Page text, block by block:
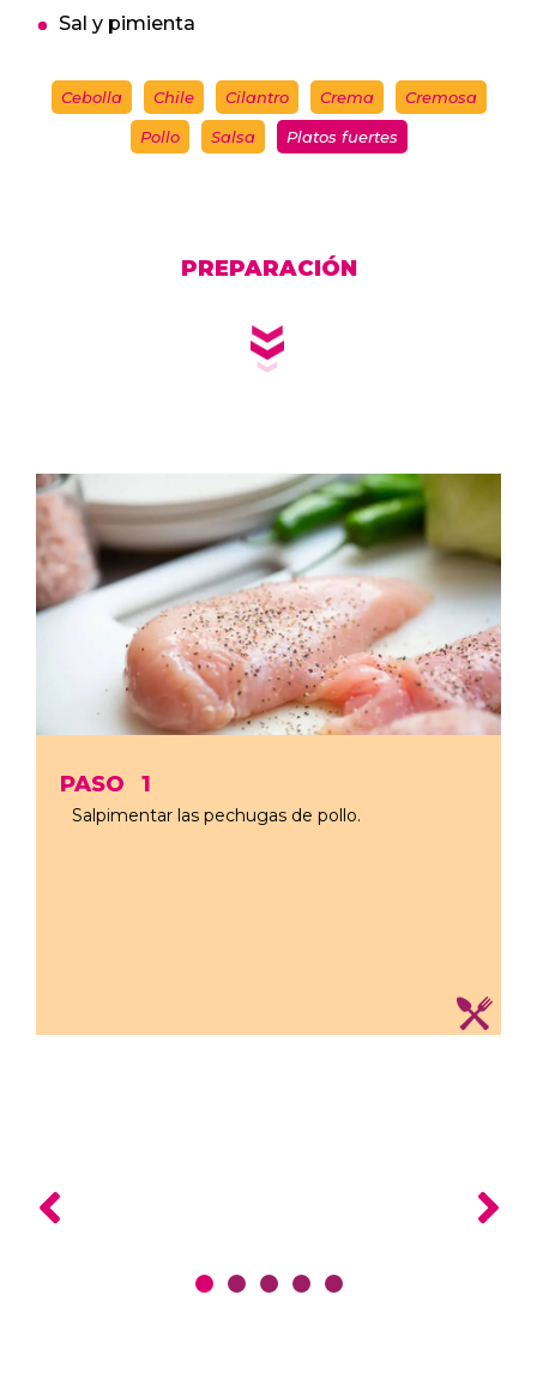
Sal y pimienta
Cebolla Chile Cilantro Crema Cremosa
Pollo Salsa Platos fuertes
PREPARACIÓN
PASO 1
Salpimentar las pechugas de pollo.